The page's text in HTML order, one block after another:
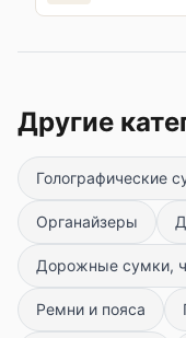
Другие
Голографические
Органайзеры
Дорожные сумки,
Ремни и пояса